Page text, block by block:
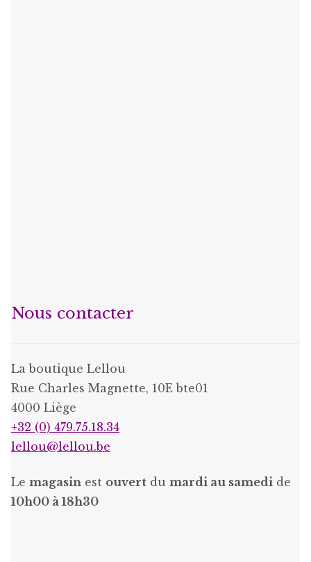
Nous contacter
La boutique Lellou
Rue Charles Magnette, 10E bte01
4000 Liège
+32 (0) 479.75.18.34
lellou@lellou.be
Le magasin est ouvert du mardi au samedi de
10h00 à 18h30